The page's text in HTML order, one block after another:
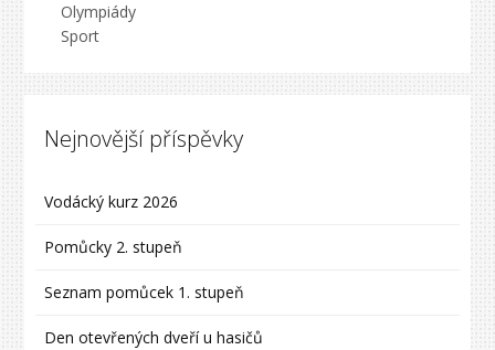
Olympiády
Sport
Nejnovější příspěvky
Vodácký kurz 2026
Pomůcky 2. stupeň
Seznam pomůcek 1. stupeň
Den otevřených dveří u hasičů